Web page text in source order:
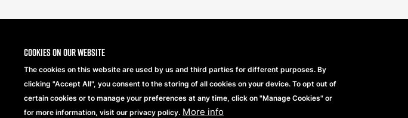
Cookies on our website
The cookies on this website are used by us and third parties for different purposes. By
clicking "Accept All", you consent to the storing of all cookies on your device. To opt out of
certain cookies or to manage your preferences at any time, click on "Manage Cookies" or
for more information, visit our privacy policy. More info
Copyright® 2026 Beechfield Brands Ltd. Alle Rechte vorbehalten.Footer
Datenschutzerklärung